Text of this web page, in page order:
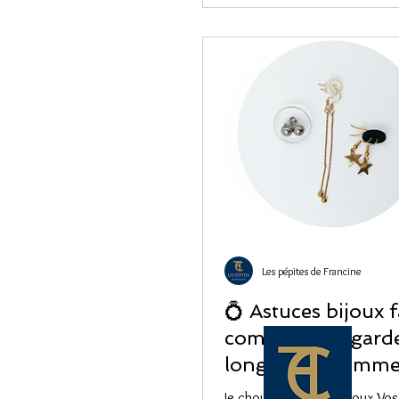
💍 Astuces bijoux
comment les
longtemps
Les pépites de Francine